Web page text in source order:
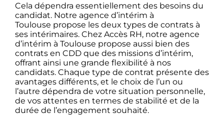
Cela dépendra essentiellement des besoins du
candidat. Notre agence d’intérim à
Toulouse propose les deux types de contrats à
ses intérimaires. Chez Accès RH, notre agence
d’intérim à Toulouse propose aussi bien des
contrats en CDD que des missions d’intérim,
offrant ainsi une grande flexibilité à nos
candidats. Chaque type de contrat présente des
avantages différents, et le choix de l’un ou
l’autre dépendra de votre situation personnelle,
de vos attentes en termes de stabilité et de la
durée de l’engagement souhaité.